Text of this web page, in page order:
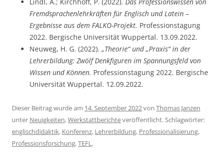
Lindl, A.; Kirchhoff, P. (2022). Das Professionswissen von
Fremdsprachenlehrkräften für Englisch und Latein –
Ergebnisse aus dem FALKO-Projekt. Professionstagung
2022. Bergische Universität Wuppertal. 13.09.2022.
Neuweg, H. G. (2022). „Theorie“ und „Praxis“ in der
Lehrerbildung: Zwölf Denkfiguren im Spannungsfeld von
Wissen und Können. Professionstagung 2022. Bergische
Universität Wuppertal. 12.09.2022.
Dieser Beitrag wurde am 14. September 2022von Thomas Janzen
unter Neuigkeiten,Werkstattberichteveröffentlicht. Schlagwörter:
englischdidaktik, Konferenz, Lehrerbildung, Professionalisierung,
Professionsforschung,TEFL.